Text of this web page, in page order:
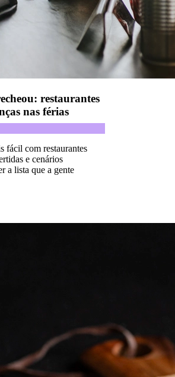
restaurantes
nas férias
fácil com restaurantes
e cenários
a lista que a gente